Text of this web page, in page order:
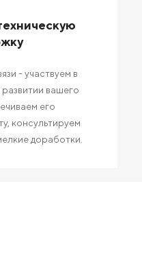
- участвуем в
вашего
его
консультируем
доработки.